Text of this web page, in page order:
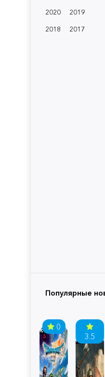
2020
2019
2018
2017
Популярные
0
3.5